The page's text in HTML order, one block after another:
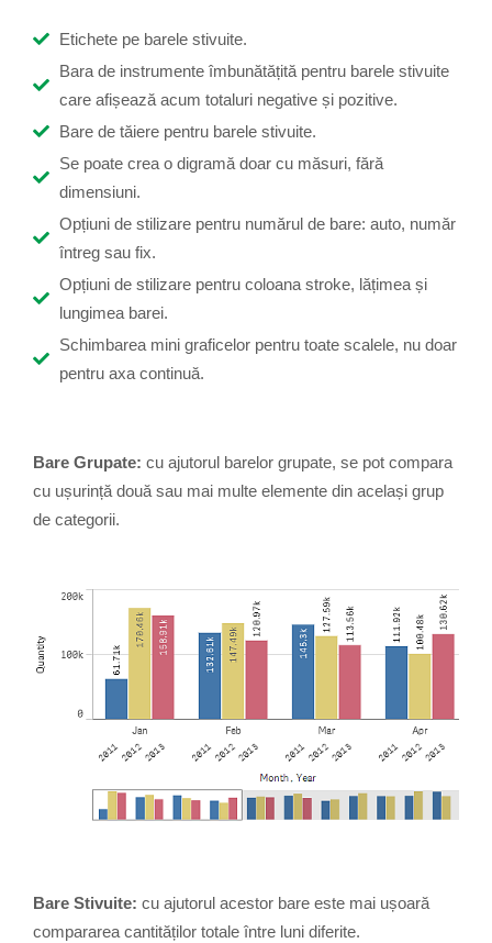
Etichete pe barele stivuite.
Bara de instrumente îmbunătățită pentru barele stivuite
care afișează acum totaluri negative și pozitive.
Bare de tăiere pentru barele stivuite.
Se poate crea o digramă doar cu măsuri, fără
dimensiuni.
Opțiuni de stilizare pentru numărul de bare: auto, număr
întreg sau fix.
Opțiuni de stilizare pentru coloana stroke, lățimea și
lungimea barei.
Schimbarea mini graficelor pentru toate scalele, nu doar
pentru axa continuă.
Bare Grupate: cu ajutorul barelor grupate, se pot compara
cu ușurință două sau mai multe elemente din același grup
de categorii.
Bare Stivuite: cu ajutorul acestor bare este mai ușoară
compararea cantităților totale între luni diferite.